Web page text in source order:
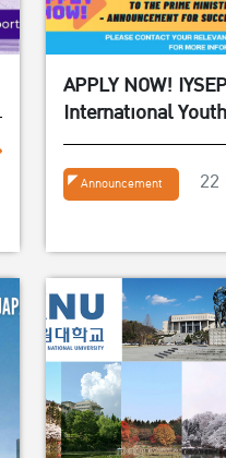
APPLY NOW!
International
Experiencing the
Philosophy 2024
Announcement